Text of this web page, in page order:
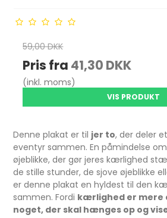
59,00 DKK
Pris fra 41,30 DKK
(inkl. moms)
VIS PRODUKT
Denne plakat er til jer to, der deler
eventyr sammen. En påmindelse
øjeblikke, der gør jeres kærlighed
de stille stunder, de sjove øjeblikke
er denne plakat en hyldest til den
sammen. Fordi kærlighed er mere
noget, der skal hænges op og